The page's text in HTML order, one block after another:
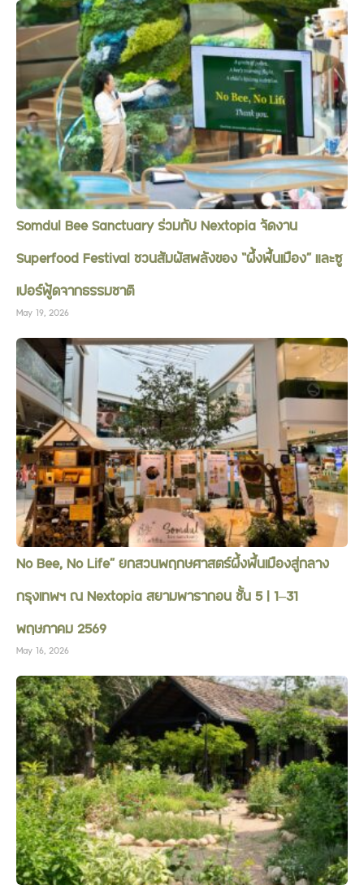
Somdul Bee Sanctuary ร่วมกับ Nextopia จัดงาน
Superfood Festival ชวนสัมผัสพลังของ “ผึ้งพื้นเมือง” และซู
เปอร์ฟู้ดจากธรรมชาติ
May 19, 2026
No Bee, No Life” ยกสวนพฤกษศาสตร์ผึ้งพื้นเมืองสู่กลาง
กรุงเทพฯ ณ Nextopia สยามพารากอน ชั้น 5 | 1–31
พฤษภาคม 2569
May 16, 2026